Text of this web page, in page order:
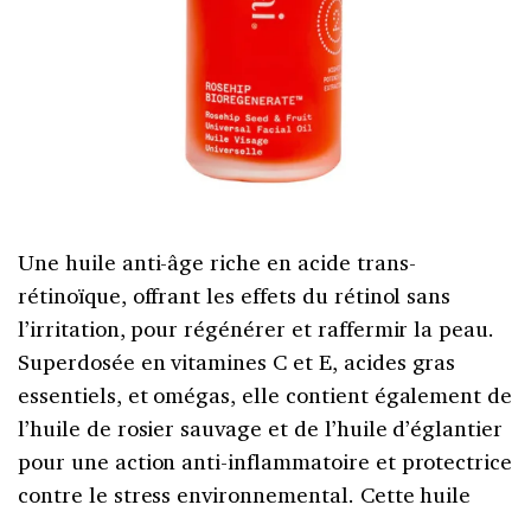
Une huile anti-âge riche en acide trans-
rétinoïque, offrant les effets du rétinol sans
l’irritation, pour régénérer et raffermir la peau.
Superdosée en vitamines C et E, acides gras
essentiels, et omégas, elle contient également de
l’huile de rosier sauvage et de l’huile d’églantier
pour une action anti-inflammatoire et protectrice
contre le stress environnemental. Cette huile